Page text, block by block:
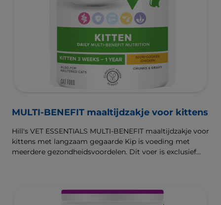
MULTI-BENEFIT maaltijdzakje voor kittens
Hill's VET ESSENTIALS MULTI-BENEFIT maaltijdzakje voor
kittens met langzaam gegaarde Kip is voeding met
meerdere gezondheidsvoordelen. Dit voer is exclusief
vetzuren om de ontwikkeling van de hersenen te